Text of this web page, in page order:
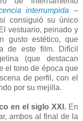
interrumpida –
consiguió su único
vestuario, peinado y
gusto estético, que
de este film. Difícil
(que destacan
el tono de época que
de perfil, con el
por su mejilla.
en el siglo XXI. En
ambos al final de la